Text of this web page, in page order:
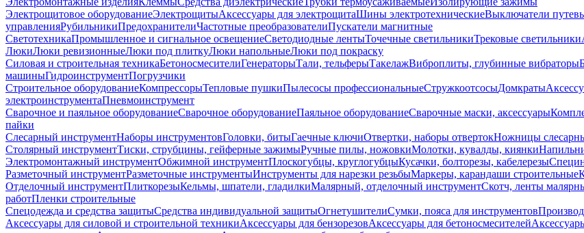
Электрощитовое оборудованиеЭлектрощитыАксессуары для электрощитаШины электротехническиеВыключатели
управленияРубильникиПредохранителиЧастотные преобразователиПускатели магнитные
СветотехникаПромышленное и сигнальное освещениеСветодиодные лентыТочечные светильникиТрековые светильники
ЛюкиЛюки ревизионныеЛюки под плиткуЛюки напольныеЛюки под покраску
Силовая и строительная техникаБетоносмесителиГенераторыТали, тельферыТакелажВиброплиты, глубинные вибраторы
машиныГидроинструментПогрузчики
Строительное оборудованиеКомпрессорыТепловые пушкиПылесосы профессиональныеСтружкоотсосыДомкраты
электроинструментаПневмоинструмент
Сварочное и паяльное оборудованиеСварочное оборудованиеПаяльное оборудованиеСварочные маски, аксессуары
пайки
Слесарный инструментНаборы инструментовГоловки, битыГаечные ключиОтвертки, наборы отвертокНожницы
Столярный инструментТиски, струбцины, гейферные зажимыРучные пилы, ножовкиМолотки, кувалды, киянки
Электромонтажный инструментОбжимной инструментПлоскогубцы, круглогубцыКусачки, болторезы, кабелерезы
Разметочный инструментРазметочные инструментыИнструменты для нарезки резьбыМаркеры, карандаши строительные
Отделочный инструментПлиткорезыКельмы, шпатели, гладилкиМалярный, отделочный инструментСкотч, ленты
работПленки строительные
Спецодежда и средства защитыСредства индивидуальной защитыОгнетушителиСумки, пояса для инструментов
Аксессуары для силовой и строительной техникиАксессуары для бензорезовАксессуары для бетоносмесителей